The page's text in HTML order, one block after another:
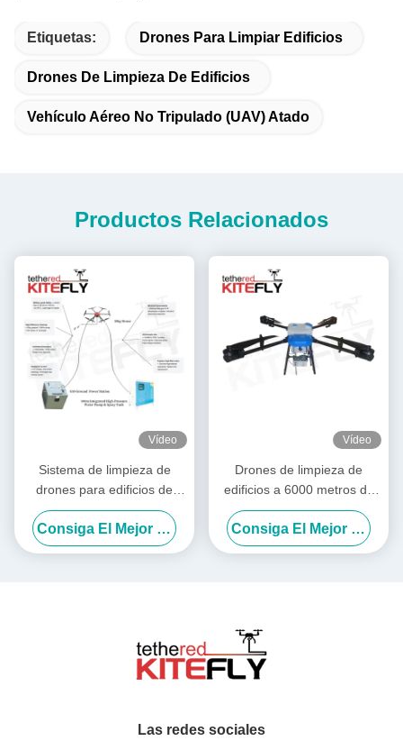
Etiquetas: Drones Para Limpiar Edificios
Drones De Limpieza De Edificios
Vehículo Aéreo No Tripulado (UAV) Atado
Productos Relacionados
Vídeo
Sistema de limpieza de
drones para edificios de
gran altura Kitefly
Consiga El Mejor Precio
Vídeo
Drones de limpieza de
edificios a 6000 metros de
altitud Drones de lavado de
energía Drones SF-90X-150
Kitefly
Consiga El Mejor Precio
Las redes sociales